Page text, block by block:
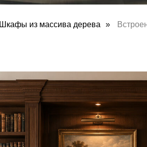
Шкафы из массива дерева »